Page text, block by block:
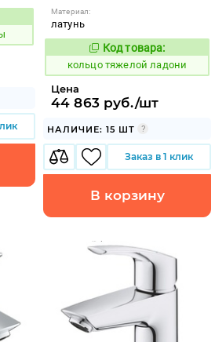
Код:
Материал:
латунь
Код:
747792
Код товара:
кольцо тяжелой ладони
Цена
44 863 руб./шт
НАЛИЧИЕ: 15 ШТ
Заказ в 1 клик
В корзину